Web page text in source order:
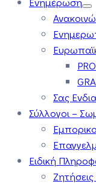
Σας
Σύλλογοι –
Ειδική